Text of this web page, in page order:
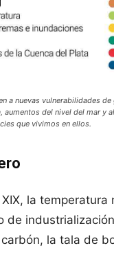
a nuevas vulnerabilidades
aumentos del nivel del mar
que vivimos en ellos.
la
de
la tala de